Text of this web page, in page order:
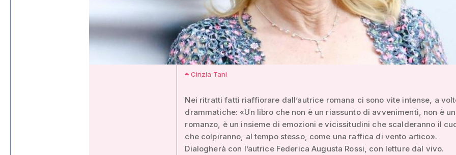
Cinzia Tani
Nei ritratti fatti riaffiorare dall’autrice romana ci sono vite intense, a
drammatiche: «Un libro che non è un riassunto di avvenimenti, non è un
romanzo, è un insieme di emozioni e vicissitudini che scalderanno il
che colpiranno, al tempo stesso, come una raffica di vento artico».
Dialogherà con l’autrice Federica Augusta Rossi, con letture dal vivo.